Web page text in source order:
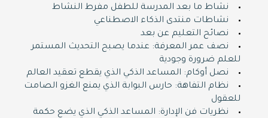
نشاط ما بعد المدرسة للطفل مفرط النشاط
نشاطات منتدى الذكاء الاصطناعي
نصائح التعليم عن بعد
نصف عمر المعرفة: عندما يصبح التحديث المستمر
للعلم ضرورة وجودية
نصل أوكام: المساعد الذكي الذي يقطع تعقيد العالم
نظام التفاهة: حارس البوابة الذي يمنع الغزو الصامت
للعقول
نظريات فن الإدارة: المساعد الذكي الذي يضع حكمة